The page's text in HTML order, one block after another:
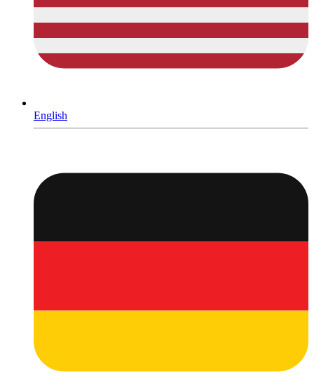
English